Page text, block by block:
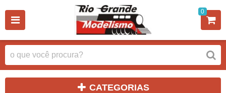
0
CATEGORIAS